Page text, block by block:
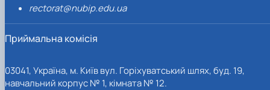
rectorat@nubip.edu.ua
Приймальна комісія
03041, Україна, м. Київ вул. Горіхуватський шлях, буд. 19,
навчальний корпус № 1, кімната № 12.